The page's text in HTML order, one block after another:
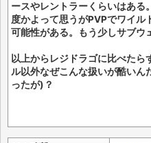
ースやレントラーくらいはある
度かよって思うがPVPでワイル
可能性がある。もう少しサブウ
以上からレジドラゴに比べた
ル以外なぜこんな扱いが酷い
ったが)？